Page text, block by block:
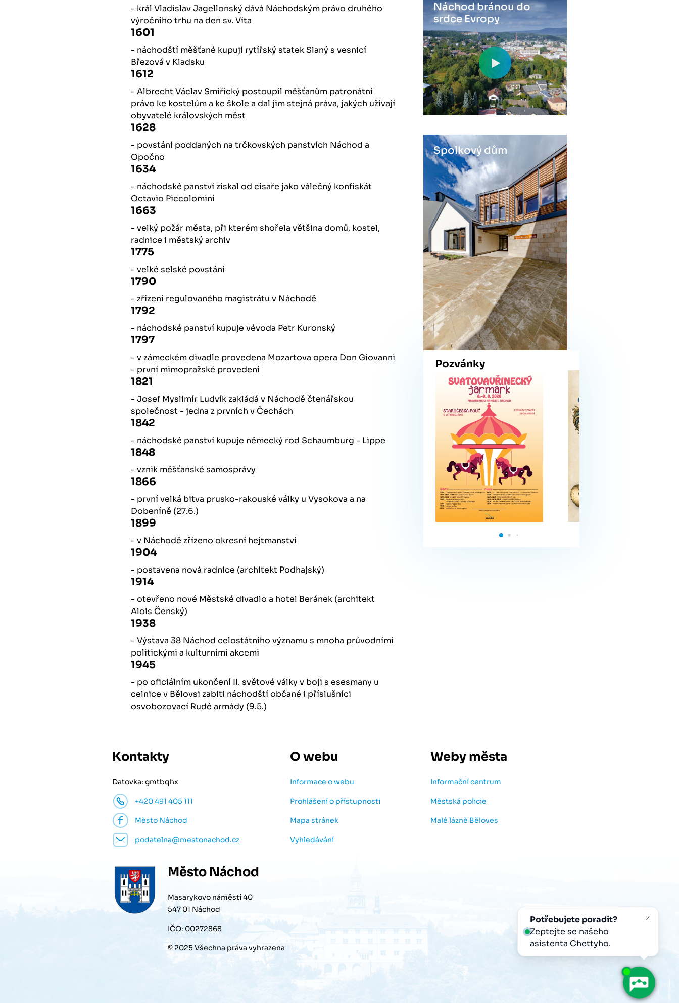
- král Vladislav Jagellonský dává Náchodským právo druhého
výročního trhu na den sv. Víta
1601
- náchodští měšťané kupují rytířský statek Slaný s vesnicí
Březová v Kladsku
1612
- Albrecht Václav Smiřický postoupil měšťanům patronátní
právo ke kostelům a ke škole a dal jim stejná práva, jakých užívají
obyvatelé královských měst
1628
- povstání poddaných na trčkovských panstvích Náchod a
Opočno
1634
- náchodské panství získal od císaře jako válečný konfiskát
Octavio Piccolomini
1663
- velký požár města, při kterém shořela většina domů, kostel,
radnice i městský archiv
1775
- velké selské povstání
1790
- zřízení regulovaného magistrátu v Náchodě
1792
- náchodské panství kupuje vévoda Petr Kuronský
1797
- v zámeckém divadle provedena Mozartova opera Don Giovanni
- první mimopražské provedení
1821
- Josef Myslimír Ludvík zakládá v Náchodě čtenářskou
společnost - jedna z prvních v Čechách
1842
- náchodské panství kupuje německý rod Schaumburg - Lippe
1848
- vznik měšťanské samosprávy
1866
- první velká bitva prusko-rakouské války u Vysokova a na
Dobeníně (27.6.)
1899
- v Náchodě zřízeno okresní hejtmanství
1904
- postavena nová radnice (architekt Podhajský)
1914
- otevřeno nové Městské divadlo a hotel Beránek (architekt
Alois Čenský)
1938
- Výstava 38 Náchod celostátního významu s mnoha průvodními
politickými a kulturními akcemi
1945
- po oficiálním ukončení II. světové války v boji s esesmany u
celnice v Bělovsi zabiti náchodští občané i příslušníci
osvobozovací Rudé armády (9.5.)
Náchod bránou do
srdce Evropy
Spolkový dům
Pozvánky
Kontakty
Datovka: gmtbqhx
+420 491 405 111
Město Náchod
podatelna@mestonachod.cz
O webu
Informace o webu
Prohlášení o přístupnosti
Mapa stránek
Vyhledávání
Weby města
Informační centrum
Městská policie
Malé lázně Běloves
Město Náchod
Masarykovo náměstí 40
547 01 Náchod
IČO: 00272868
© 2025 Všechna práva vyhrazena
Potřebujete poradit?
Zeptejte se našeho
asistenta Chettyho.